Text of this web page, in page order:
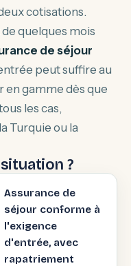
cotisations.
quelques mois
de séjour
peut suffire au
gamme dès que
les cas,
Turquie ou la
?
Assurance de
séjour conforme à
l'exigence
d'entrée, avec
rapatriement